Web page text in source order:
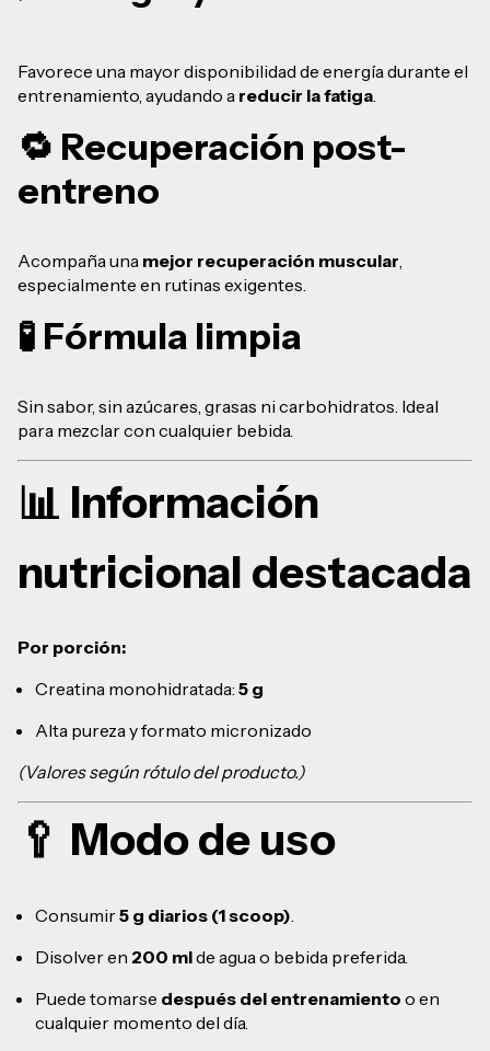
Favorece una mayor disponibilidad de energía durante el
entrenamiento, ayudando a reducir la fatiga.
🔁 Recuperación post-
entreno
Acompaña una mejor recuperación muscular,
especialmente en rutinas exigentes.
🧪 Fórmula limpia
Sin sabor, sin azúcares, grasas ni carbohidratos. Ideal
para mezclar con cualquier bebida.
📊 Información
nutricional destacada
Por porción:
Creatina monohidratada: 5 g
Alta pureza y formato micronizado
(Valores según rótulo del producto.)
🥄 Modo de uso
Consumir5 g diarios (1 scoop)
Disolver en 200 mlde agua o bebida preferida.
Puede tomarse después del entrenamiento o en
cualquier momento del día.